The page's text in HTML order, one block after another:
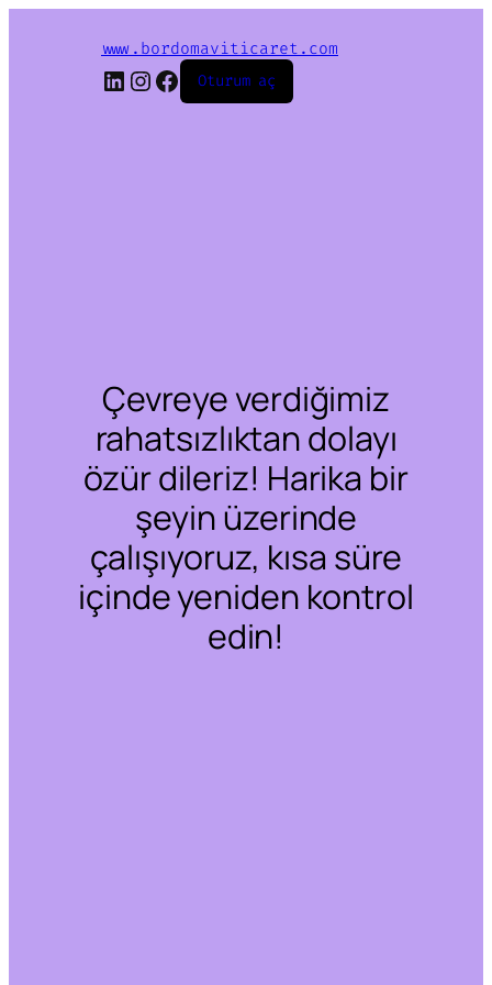
www.bordomaviticaret.com
LinkedIn
Instagram
Facebook
Oturum aç
Çevreye verdiğimiz
rahatsızlıktan dolayı
özür dileriz! Harika bir
şeyin üzerinde
çalışıyoruz, kısa süre
içinde yeniden kontrol
edin!